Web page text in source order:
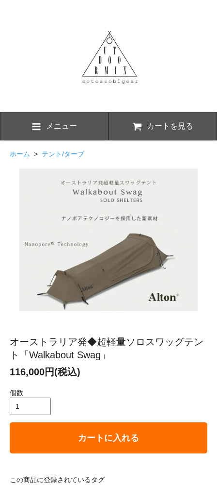
メニュー カートを見る
ホーム > テント/タープ
オーストラリア発◆超軽量ソロスワッグテン
ト「Walkabout Swag」
116,000円(税込)
個数
カートに入れる
この商品に登録されているタグ